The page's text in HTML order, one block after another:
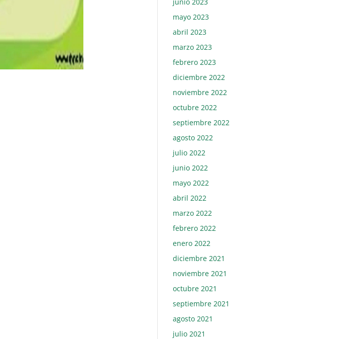
mayo 2023
abril 2023
marzo 2023
febrero 2023
diciembre 2022
noviembre 2022
octubre 2022
septiembre 2022
agosto 2022
julio 2022
junio 2022
mayo 2022
abril 2022
marzo 2022
febrero 2022
enero 2022
diciembre 2021
noviembre 2021
octubre 2021
septiembre 2021
agosto 2021
julio 2021